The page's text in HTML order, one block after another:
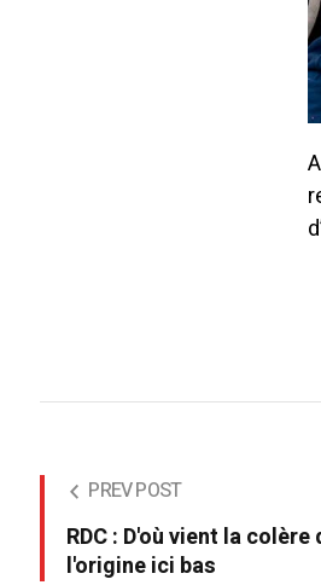
PREV POST
RDC : D'où vient la
l'origine ici bas